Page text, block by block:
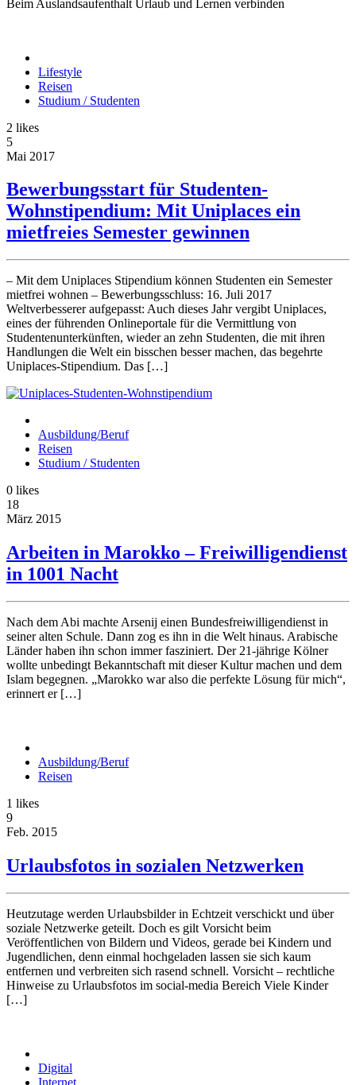
Beim Auslandsaufenthalt Urlaub und Lernen verbinden
Lifestyle
Reisen
Studium / Studenten
2 likes
5
Mai 2017
Bewerbungsstart für Studenten-
Wohnstipendium: Mit Uniplaces ein
mietfreies Semester gewinnen
– Mit dem Uniplaces Stipendium können Studenten ein Semester
mietfrei wohnen – Bewerbungsschluss: 16. Juli 2017
Weltverbesserer aufgepasst: Auch dieses Jahr vergibt Uniplaces,
eines der führenden Onlineportale für die Vermittlung von
Studentenunterkünften, wieder an zehn Studenten, die mit ihren
Handlungen die Welt ein bisschen besser machen, das begehrte
Uniplaces-Stipendium. Das […]
Ausbildung/Beruf
Reisen
Studium / Studenten
0 likes
18
März 2015
Arbeiten in Marokko – Freiwilligendienst
in 1001 Nacht
Nach dem Abi machte Arsenij einen Bundesfreiwilligendienst in
seiner alten Schule. Dann zog es ihn in die Welt hinaus. Arabische
Länder haben ihn schon immer fasziniert. Der 21-jährige Kölner
wollte unbedingt Bekanntschaft mit dieser Kultur machen und dem
Islam begegnen. „Marokko war also die perfekte Lösung für mich“,
erinnert er […]
Ausbildung/Beruf
Reisen
1 likes
9
Feb. 2015
Urlaubsfotos in sozialen Netzwerken
Heutzutage werden Urlaubsbilder in Echtzeit verschickt und über
soziale Netzwerke geteilt. Doch es gilt Vorsicht beim
Veröffentlichen von Bildern und Videos, gerade bei Kindern und
Jugendlichen, denn einmal hochgeladen lassen sie sich kaum
entfernen und verbreiten sich rasend schnell. Vorsicht – rechtliche
Hinweise zu Urlaubsfotos im social-media Bereich Viele Kinder
[…]
Digital
Internet